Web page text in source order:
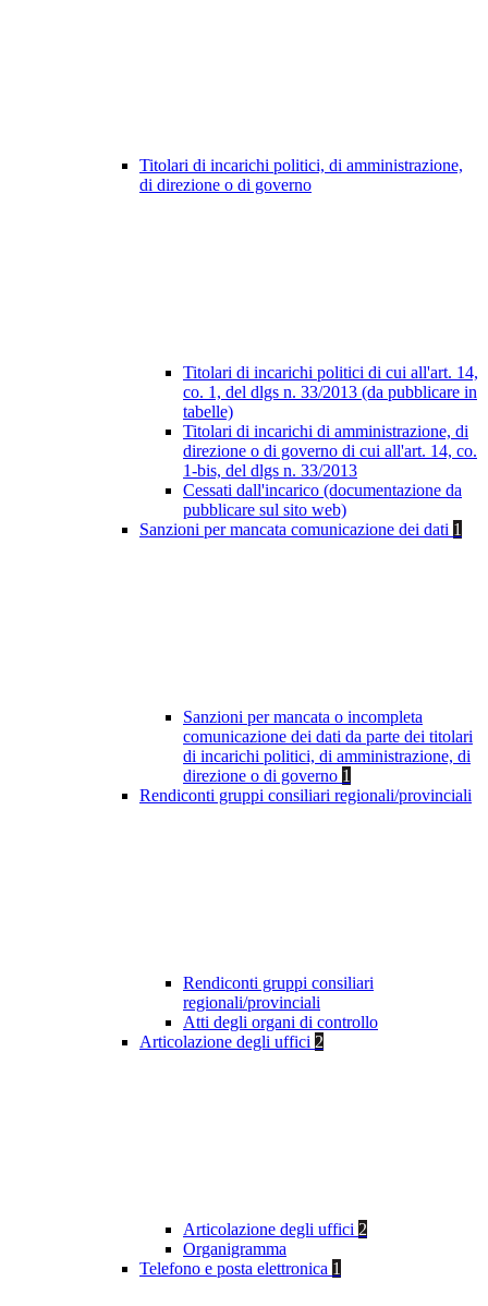
Titolari di incarichi politici, di amministrazione,
di direzione o di governo
Titolari di incarichi politici di cui all'art. 14,
co. 1, del dlgs n. 33/2013 (da pubblicare in
tabelle)
Titolari di incarichi di amministrazione, di
direzione o di governo di cui all'art. 14, co.
1-bis, del dlgs n. 33/2013
Cessati dall'incarico (documentazione da
pubblicare sul sito web)
Sanzioni per mancata comunicazione dei dati 1
Sanzioni per mancata o incompleta
comunicazione dei dati da parte dei titolari
di incarichi politici, di amministrazione, di
direzione o di governo 1
Rendiconti gruppi consiliari regionali/provinciali
Rendiconti gruppi consiliari
regionali/provinciali
Atti degli organi di controllo
Articolazione degli uffici 2
Articolazione degli uffici 2
Organigramma
Telefono e posta elettronica 1